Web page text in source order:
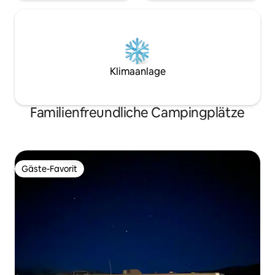
Klimaanlage
Familienfreundliche Campingplätze
Gäste-Favorit
Gäste-Favorit